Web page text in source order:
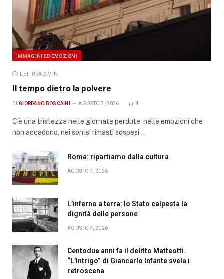
IMMAGINI ED EMOZIONI
LETTURA 2 MIN.
Il tempo dietro la polvere
DI GIORDANO BOSCAINI AGOSTO 7, 2026 4
C’è una tristezza nelle giornate perdute, nelle emozioni che
non accadono, nei sorrisi rimasti sospesi…
Roma: ripartiamo dalla cultura
AGOSTO 7, 2026
L’inferno a terra: lo Stato calpesta la
dignità delle persone
AGOSTO 7, 2026
Centodue anni fa il delitto Matteotti.
“L’Intrigo” di Giancarlo Infante svela i
retroscena